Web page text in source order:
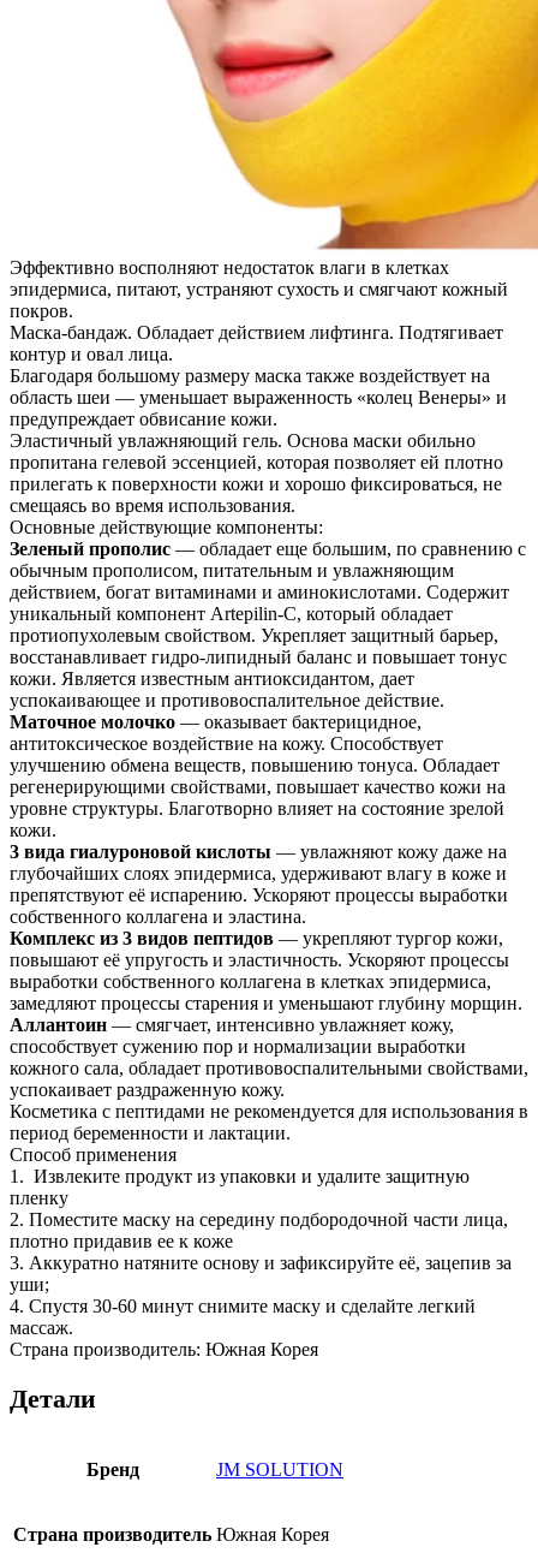
Эффективно восполняют недостаток влаги в клетках
эпидермиса, питают, устраняют сухость и смягчают кожный
покров.
Маска-бандаж. Обладает действием лифтинга. Подтягивает
контур и овал лица.
Благодаря большому размеру маска также воздействует на
область шеи — уменьшает выраженность «колец Венеры» и
предупреждает обвисание кожи.
Эластичный увлажняющий гель. Основа маски обильно
пропитана гелевой эссенцией, которая позволяет ей плотно
прилегать к поверхности кожи и хорошо фиксироваться, не
смещаясь во время использования.
Основные действующие компоненты:
Зеленый прополис — обладает еще большим, по сравнению с
обычным прополисом, питательным и увлажняющим
действием, богат витаминами и аминокислотами. Содержит
уникальный компонент Artepilin-C, который обладает
протиопухолевым свойством. Укрепляет защитный барьер,
восстанавливает гидро-липидный баланс и повышает тонус
кожи. Является известным антиоксидантом, дает
успокаивающее и противовоспалительное действие.
Маточное молочко — оказывает бактерицидное,
антитоксическое воздействие на кожу. Способствует
улучшению обмена веществ, повышению тонуса. Обладает
регенерирующими свойствами, повышает качество кожи на
уровне структуры. Благотворно влияет на состояние зрелой
кожи.
3 вида гиалуроновой кислоты — увлажняют кожу даже на
глубочайших слоях эпидермиса, удерживают влагу в коже и
препятствуют её испарению. Ускоряют процессы выработки
собственного коллагена и эластина.
Комплекс из 3 видов пептидов — укрепляют тургор кожи,
повышают её упругость и эластичность. Ускоряют процессы
выработки собственного коллагена в клетках эпидермиса,
замедляют процессы старения и уменьшают глубину морщин.
Аллантоин — смягчает, интенсивно увлажняет кожу,
способствует сужению пор и нормализации выработки
кожного сала, обладает противовоспалительными свойствами,
успокаивает раздраженную кожу.
Косметика с пептидами не рекомендуется для использования в
период беременности и лактации.
Способ применения
1. Извлеките продукт из упаковки и удалите защитную
пленку
2. Поместите маску на середину подбородочной части лица,
плотно придавив ее к коже
3. Аккуратно натяните основу и зафиксируйте её, зацепив за
уши;
4. Спустя 30-60 минут снимите маску и сделайте легкий
массаж.
Страна производитель: Южная Корея
Детали
Бренд JM SOLUTION
Страна производитель Южная Корея